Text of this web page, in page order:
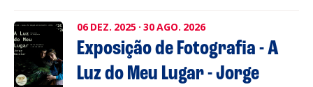
06 DEZ. 2025 · 30AGO. 2026
Exposição de Fotografia - A
Luz do Meu Lugar - Jorge